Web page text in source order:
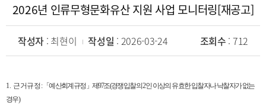
2026년 인류무형문화유산 지원 사업 모니터링[재공고]
작성자 : 최현이 작성일 : 2026-03-24 조회수 : 712
1. 근거규정:「예산회계규정」제97조(경쟁입찰의2인 이상의 유효한 입찰자나 낙찰자가 없는
경우)